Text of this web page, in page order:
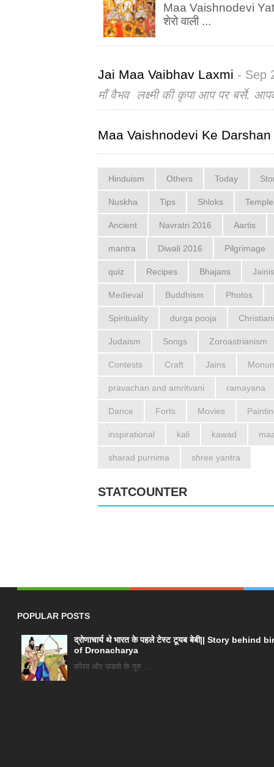
Maa Vaishnodevi
शेरो वाली ...
Jai Maa Vaibhav Laxmi - Sep
माँ वैभव लक्ष्मी की कृपा आप पर बर्से.
Maa Vaishnodevi Ke Darshan
Hinduism Others Today
Nuskha Tips Shloks
Ancient Navratri 2016 Aartis
mantra Diwali 2016 Pilgrimage
quiz Recipes Bhajans
Medieval Buddhism Photos
Spirituality durga pooja
Judaism Songs Zoroastrianism
Contests Craft Jains
pravachan and amritvani ramayana
Dance Forts Movies
inspirational kali kawad
sharad purnima shree yantra
STATCOUNTER
POPULAR POSTS
द्रोणाचार्य थे भारत के पहले टेस्ट टूयब बेबी|| Story behind
of Dronacharya
कौरव और पांडवो के गुरु ...